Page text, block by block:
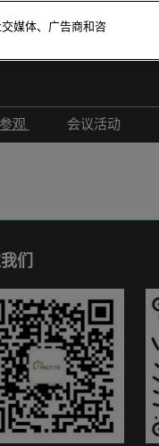
观
特邀贵宾买家
团参观
智慧会刊
商名录
展品名录
观指南
会议活动
评选赛事
们
媒体、广告商和咨